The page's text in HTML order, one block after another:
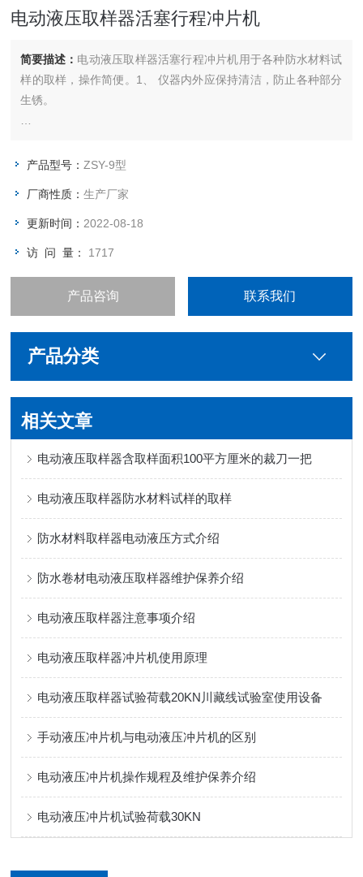
电动液压取样器活塞行程冲片机
简要描述： 电动液压取样器活塞行程冲片机用于各种防水材料试
样的取样，操作简便。1、 仪器内外应保持清洁，防止各种部分
生锈。
压油一次，每半年更换液压油一次，换油时应清洗油箱、滤油
会加速液压各部分磨损，甚至影响正常工作。
产品型号：ZSY-9型
厂商性质：生产厂家
更新时间： 2022-08-18
访 问 量： 1717
产品咨询 联系我们
产品分类
相关文章
电动液压取样器含取样面积100平方厘米的裁刀一把
电动液压取样器防水材料试样的取样
防水材料取样器电动液压方式介绍
防水卷材电动液压取样器维护保养介绍
电动液压取样器注意事项介绍
电动液压取样器冲片机使用原理
电动液压取样器试验荷载20KN川藏线试验室使用设备
手动液压冲片机与电动液压冲片机的区别
电动液压冲片机操作规程及维护保养介绍
电动液压冲片机试验荷载30KN